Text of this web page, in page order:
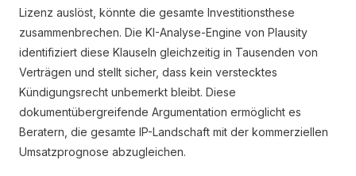
Lizenz auslöst, könnte die gesamte Investitionsthese
zusammenbrechen. Die KI-Analyse-Engine von Plausity
identifiziert diese Klauseln gleichzeitig in Tausenden von
Verträgen und stellt sicher, dass kein verstecktes
Kündigungsrecht unbemerkt bleibt. Diese
dokumentübergreifende Argumentation ermöglicht es
Beratern, die gesamte IP-Landschaft mit der kommerziellen
Umsatzprognose abzugleichen.